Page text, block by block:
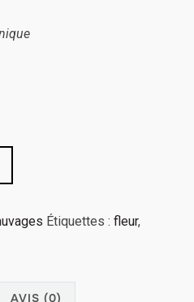
Étiquettes : fleur,
AVIS (0)